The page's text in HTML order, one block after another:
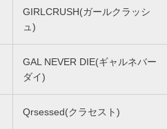
GIRLCRUSH(ガールクラッシ
ュ)
GAL NEVER DIE(ギャルネバー
ダイ)
Qrsessed(クラセスト)